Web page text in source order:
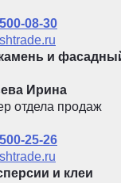
08-30
и
Ирина
отдела продаж
25-26
и клеи